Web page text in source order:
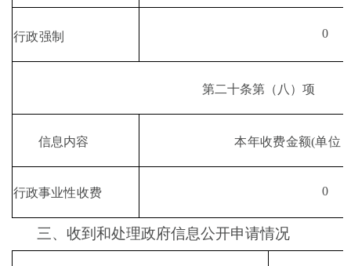
行政强制 0
第二十条第 （ 八 ）项
信息内容 本年收费金额(单位
行政事业性收费 0
三、收到和处理政府信息公开申请情况